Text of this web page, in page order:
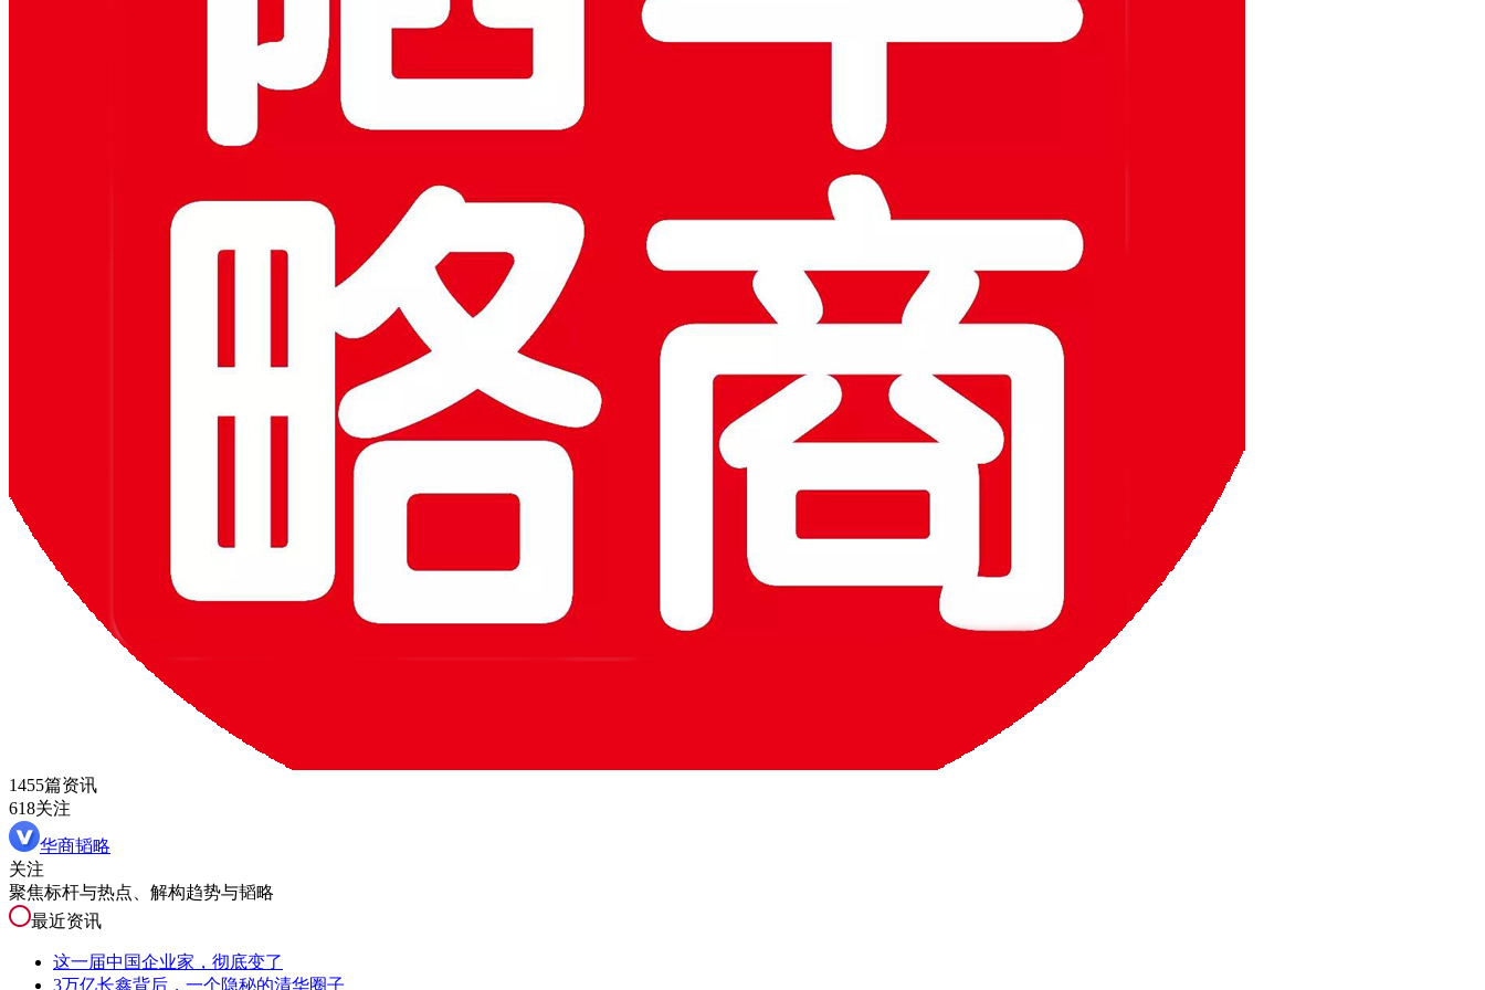
1455篇资讯
618关注
华商韬略
关注
聚焦标杆与热点、解构趋势与韬略
最近资讯
这一届中国企业家，彻底变了
3万亿长鑫背后，一个隐秘的清华圈子